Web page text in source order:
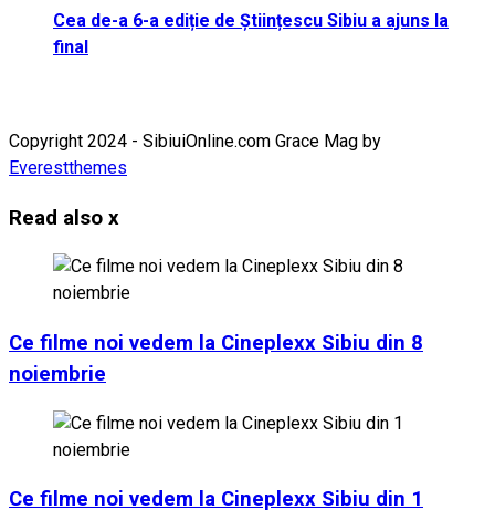
Cea de-a 6-a ediție de Științescu Sibiu a ajuns la
final
Copyright 2024 - SibiuiOnline.com Grace Mag by
Everestthemes
Read also x
Ce filme noi vedem la Cineplexx Sibiu din 8
noiembrie
Ce filme noi vedem la Cineplexx Sibiu din 1